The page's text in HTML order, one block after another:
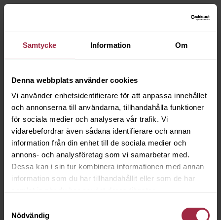
Samtycke Information Om
Denna webbplats använder cookies
Vi använder enhetsidentifierare för att anpassa innehållet
och annonserna till användarna, tillhandahålla funktioner
för sociala medier och analysera vår trafik. Vi
vidarebefordrar även sådana identifierare och annan
information från din enhet till de sociala medier och
annons- och analysföretag som vi samarbetar med.
Dessa kan i sin tur kombinera informationen med annan
information som du har tillhandahållit eller som de har
Nödvändig